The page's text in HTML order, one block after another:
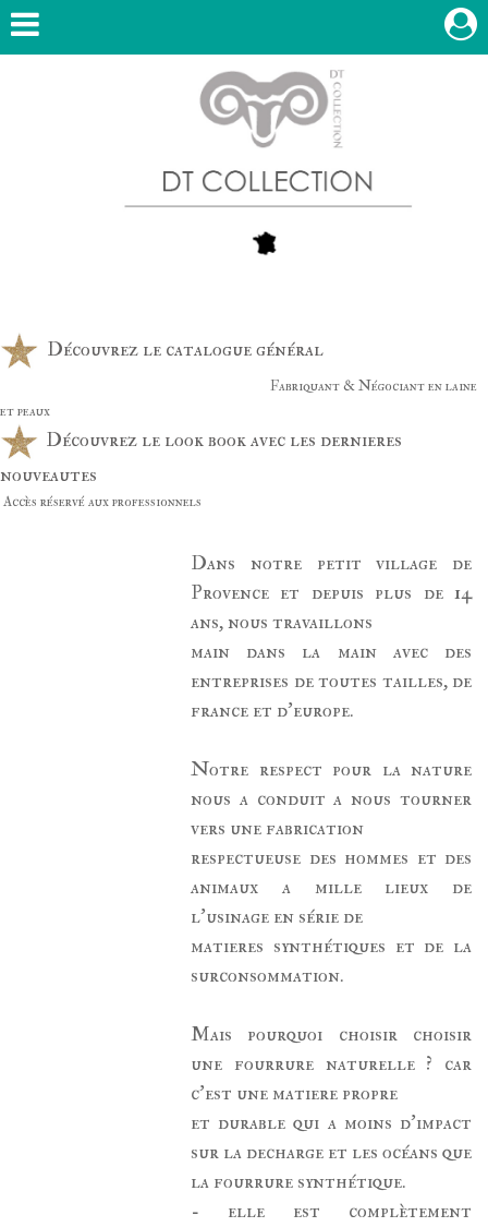
Découvrez le catalogue général
Fabriquant & Négociant en laine
et peaux
Découvrez le look book avec les dernieres
nouveautes
Accès réservé aux professionnels
Dans notre petit village de
Provence et depuis plus de 14
ans, nous travaillons
main dans la main avec des
entreprises de toutes tailles, de
france et d'europe.
Notre respect pour la nature
nous a conduit a nous tourner
vers une fabrication
respectueuse des hommes et des
animaux a mille lieux de
l'usinage en série de
matieres synthétiques et de la
surconsommation.
Mais pourquoi choisir choisir
une fourrure naturelle ? car
c'est une matiere propre
et durable qui a moins d'impact
sur la decharge et les océans que
la fourrure synthétique.
- elle est complètement